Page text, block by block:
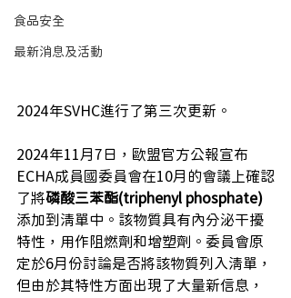
食品安全
最新消息及活動
2024年SVHC進行了第三次更新。
2024年11月7日，歐盟官方公報宣布
ECHA成員國委員會在10月的會議上確認
了將磷酸三苯酯(triphenyl phosphate)
添加到清單中。該物質具有內分泌干擾
特性，用作阻燃劑和增塑劑。委員會原
定於6月份討論是否將該物質列入清單，
但由於其特性方面出現了大量新信息，